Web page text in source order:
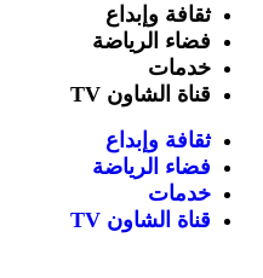
ثقافة وإبداع
فضاء الرياضة
خدمات
قناة الشاون TV
ثقافة وإبداع
فضاء الرياضة
خدمات
قناة الشاون TV